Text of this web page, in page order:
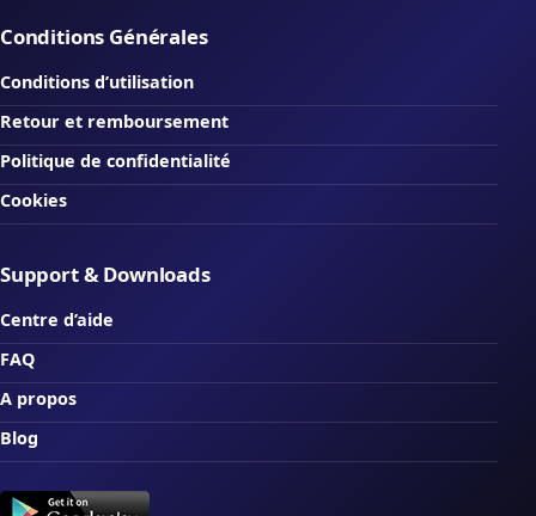
Conditions Générales
Conditions d’utilisation
Retour et remboursement
Politique de confidentialité
Cookies
Support & Downloads
Centre d’aide
FAQ
A propos
Blog